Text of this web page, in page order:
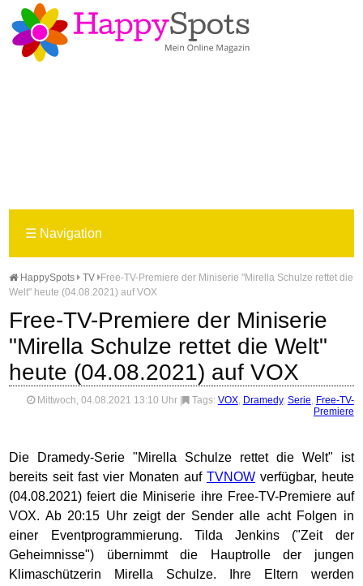
☰ Navigation
HappySpots TV
Free-TV-Premiere der Miniserie "Mirella Schulze rettet die
Welt" heute (04.08.2021) auf VOX
Free-TV-Premiere der Miniserie
"Mirella Schulze rettet die Welt"
heute (04.08.2021) auf VOX
Mittwoch, 04.08.2021 13:10 Uhr Tags: VOX, Dramedy, Serie, Free-TV-
Premiere
Die Dramedy-Serie "Mirella Schulze rettet die Welt" ist
bereits seit fast vier Monaten auf TVNOWverfügbar, heute
(04.08.2021) feiert die Miniserie ihre Free-TV-Premiere auf
VOX. Ab 20:15 Uhr zeigt der Sender alle acht Folgen in
einer Eventprogrammierung. Tilda Jenkins ("Zeit der
Geheimnisse") übernimmt die Hauptrolle der jungen
Klimaschützerin Mirella Schulze. Ihre Eltern werden